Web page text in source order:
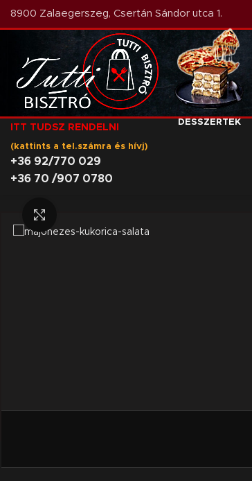
8900 Zalaegerszeg, Csertán Sándor utca 1.
PIZZÁK
DESSZERTEK
ITT TUDSZ RENDELNI
(kattints a tel.számra és hívj)
+36 92/770 029
+36 70 /907 0780